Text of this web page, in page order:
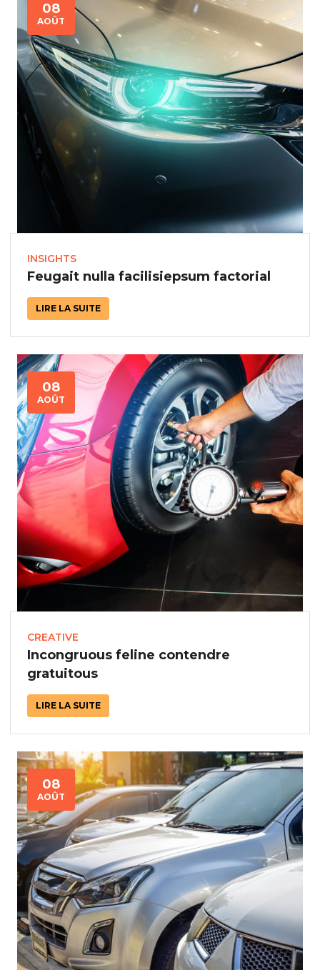
08
AOÛT
INSIGHTS
Feugait nulla facilisiepsum factorial
LIRE LA SUITE
08
AOÛT
CREATIVE
Incongruous feline contendre
gratuitous
LIRE LA SUITE
08
AOÛT